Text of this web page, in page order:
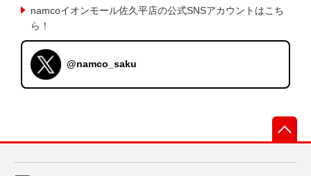
namcoイオンモール佐久平店の公式SNSアカウントはこち
ら！
@namco_saku